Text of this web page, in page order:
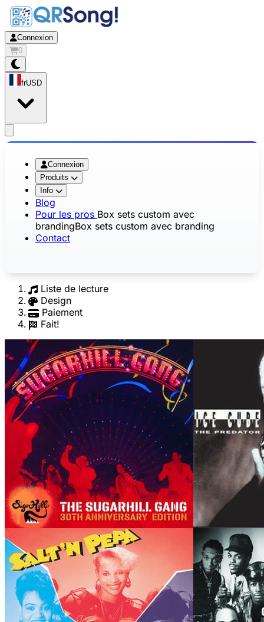
Connexion
0
frUSD
Connexion
Produits
Info
Blog
Pour les pros Box sets custom avec
brandingBox sets custom avec branding
Contact
Liste de lecture
Design
Paiement
Fait!